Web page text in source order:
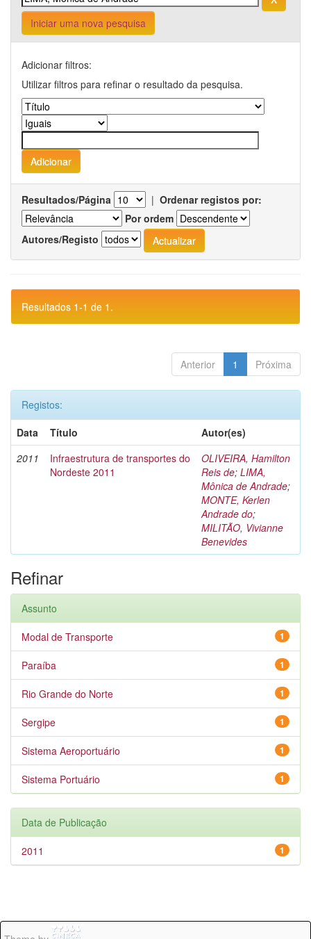
Iniciar uma nova pesquisa
Adicionar filtros:
Utilizar filtros para refinar o resultado da pesquisa.
Resultados/Página | Ordenar registos por:
Por ordem
Autores/Registo
Resultados 1-1 de 1.
Anterior 1 Próxima
Registos:
Data
Título
Autor(es)
2011
Infraestrutura de transportes do
Nordeste 2011
OLIVEIRA, Hamilton
Reis de; LIMA,
Mônica de Andrade;
MONTE, Kerlen
Andrade do;
MILITÃO, Vivianne
Benevides
Refinar
Assunto
1
Modal de Transporte
1
Paraíba
1
Rio Grande do Norte
1
Sergipe
1
Sistema Aeroportuário
1
Sistema Portuário
Data de Publicação
1
2011